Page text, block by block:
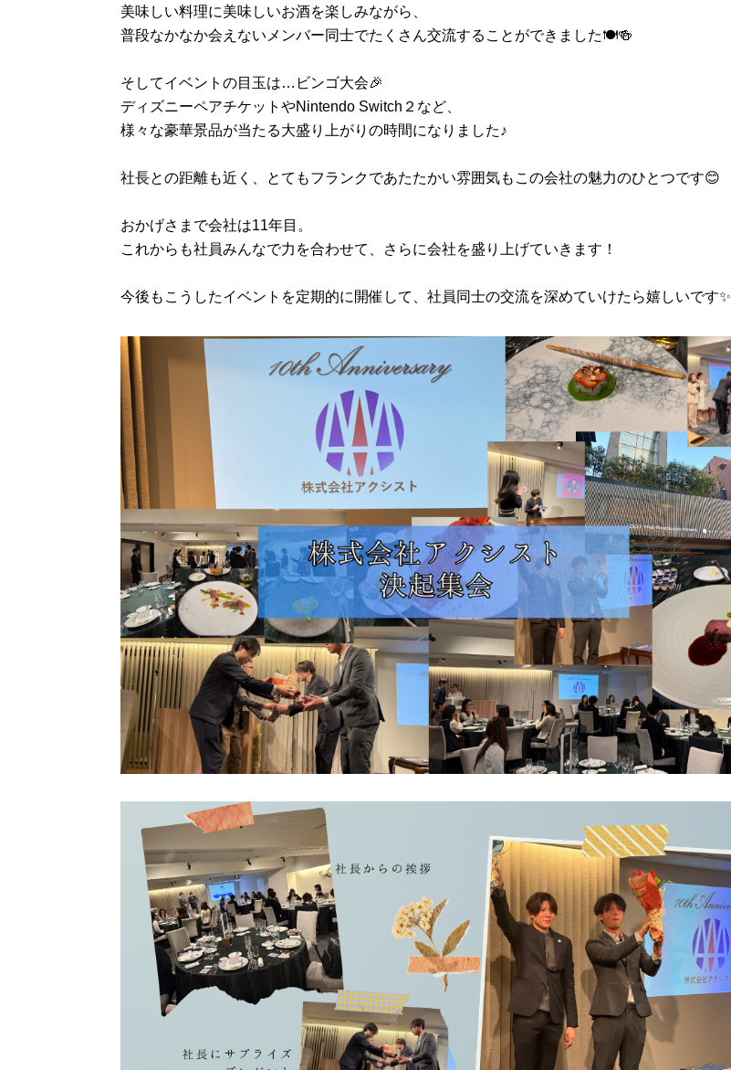
美味しい料理に美味しいお酒を楽しみながら、
普段なかなか会えないメンバー同士でたくさん交流することができました🍽️🍻
そしてイベントの目玉は…ビンゴ大会🎉
ディズニーペアチケットやNintendo Switch２など、
様々な豪華景品が当たる大盛り上がりの時間になりました♪
社長との距離も近く、とてもフランクであたたかい雰囲気もこの会社の魅力のひとつです😊
おかげさまで会社は11年目。
これからも社員みんなで力を合わせて、さらに会社を盛り上げていきます！
今後もこうしたイベントを定期的に開催して、社員同士の交流を深めていけたら嬉しいです✨